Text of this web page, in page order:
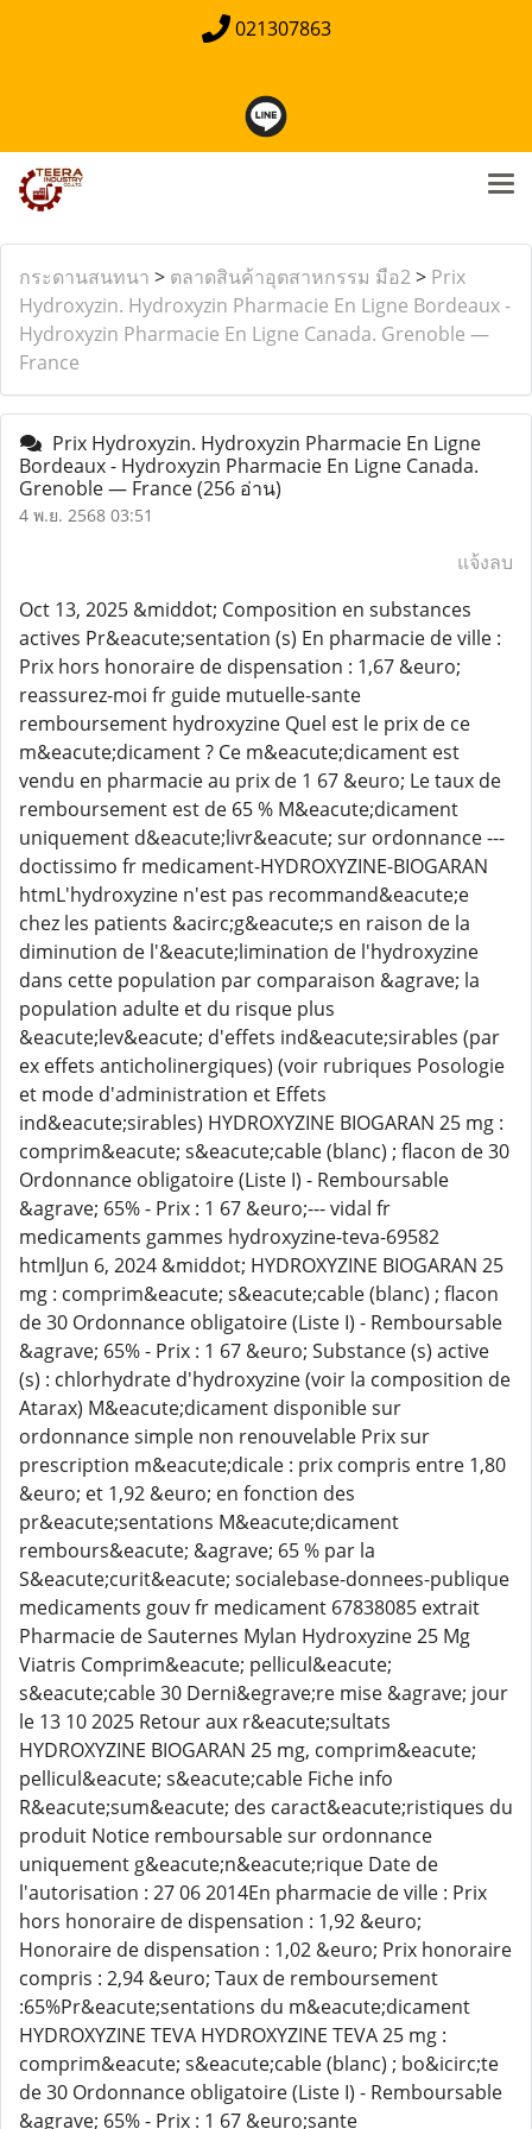
021307863
กระดานสนทนา > ตลาดสินค้าอุตสาหกรรม มือ2> Prix
Hydroxyzin. Hydroxyzin Pharmacie En Ligne Bordeaux -
Hydroxyzin Pharmacie En Ligne Canada. Grenoble —
France
Prix Hydroxyzin. Hydroxyzin Pharmacie En Ligne
Bordeaux - Hydroxyzin Pharmacie En Ligne Canada.
Grenoble — France(256 อ่าน)
4 พ.ย. 2568 03:51
แจ้งลบ
Oct 13, 2025 &middot; Composition en substances
actives Pr&eacute;sentation (s) En pharmacie de ville :
Prix hors honoraire de dispensation : 1,67 &euro;
reassurez-moi fr guide mutuelle-sante
remboursement hydroxyzine Quel est le prix de ce
m&eacute;dicament ? Ce m&eacute;dicament est
vendu en pharmacie au prix de 1 67 &euro; Le taux de
remboursement est de 65 % M&eacute;dicament
uniquement d&eacute;livr&eacute; sur ordonnance ---
doctissimo fr medicament-HYDROXYZINE-BIOGARAN
htmL'hydroxyzine n'est pas recommand&eacute;e
chez les patients &acirc;g&eacute;s en raison de la
diminution de l'&eacute;limination de l'hydroxyzine
dans cette population par comparaison &agrave; la
population adulte et du risque plus
&eacute;lev&eacute; d'effets ind&eacute;sirables (par
ex effets anticholinergiques) (voir rubriques Posologie
et mode d'administration et Effets
ind&eacute;sirables) HYDROXYZINE BIOGARAN 25 mg :
comprim&eacute; s&eacute;cable (blanc) ; flacon de 30
Ordonnance obligatoire (Liste I) - Remboursable
&agrave; 65% - Prix : 1 67 &euro;--- vidal fr
medicaments gammes hydroxyzine-teva-69582
htmlJun 6, 2024 &middot; HYDROXYZINE BIOGARAN 25
mg : comprim&eacute; s&eacute;cable (blanc) ; flacon
de 30 Ordonnance obligatoire (Liste I) - Remboursable
&agrave; 65% - Prix : 1 67 &euro; Substance (s) active
(s) : chlorhydrate d'hydroxyzine (voir la composition de
Atarax) M&eacute;dicament disponible sur
ordonnance simple non renouvelable Prix sur
prescription m&eacute;dicale : prix compris entre 1,80
&euro; et 1,92 &euro; en fonction des
pr&eacute;sentations M&eacute;dicament
rembours&eacute; &agrave; 65 % par la
S&eacute;curit&eacute; socialebase-donnees-publique
medicaments gouv fr medicament 67838085 extrait
Pharmacie de Sauternes Mylan Hydroxyzine 25 Mg
Viatris Comprim&eacute; pellicul&eacute;
s&eacute;cable 30 Derni&egrave;re mise &agrave; jour
le 13 10 2025 Retour aux r&eacute;sultats
HYDROXYZINE BIOGARAN 25 mg, comprim&eacute;
pellicul&eacute; s&eacute;cable Fiche info
R&eacute;sum&eacute; des caract&eacute;ristiques du
produit Notice remboursable sur ordonnance
uniquement g&eacute;n&eacute;rique Date de
l'autorisation : 27 06 2014En pharmacie de ville : Prix
hors honoraire de dispensation : 1,92 &euro;
Honoraire de dispensation : 1,02 &euro; Prix honoraire
compris : 2,94 &euro; Taux de remboursement
:65%Pr&eacute;sentations du m&eacute;dicament
HYDROXYZINE TEVA HYDROXYZINE TEVA 25 mg :
comprim&eacute; s&eacute;cable (blanc) ; bo&icirc;te
de 30 Ordonnance obligatoire (Liste I) - Remboursable
&agrave; 65% - Prix : 1 67 &euro;sante